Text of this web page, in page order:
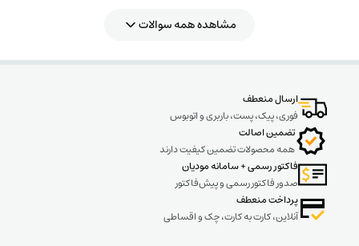
روش های ارسال کالا به چه صورت میباشد ؟
مشاهده همه سوالات
ارسال منعطف
فوری، پیک، پست، باربری و اتوبوس
تضمین اصالت
همه محصولات تضمین کیفیت دارند
فاکتور رسمی + سامانه مودیان
صدور فاکتور رسمی و پیش‌فاکتور
پرداخت منعطف
آنلاین، کارت به کارت، چک و اقساطی